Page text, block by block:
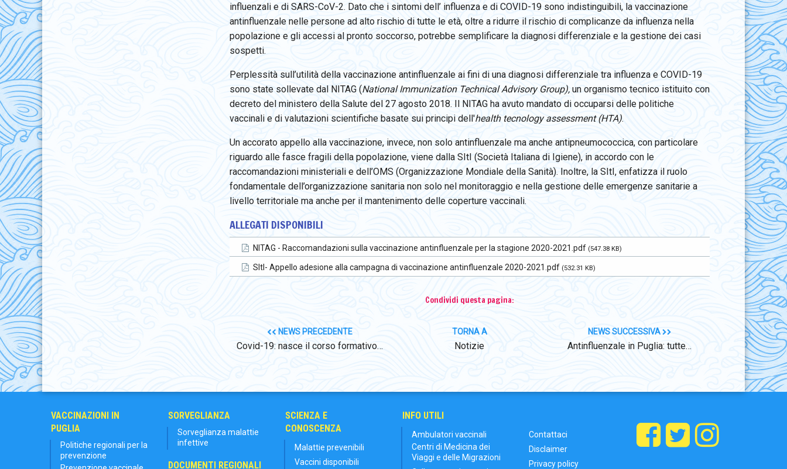
influenzali e di SARS-CoV-2. Dato che i sintomi dell’ influenza e di COVID-19 sono indistinguibili, la vaccinazione
antinfluenzale nelle persone ad alto rischio di tutte le età, oltre a ridurre il rischio di complicanze da influenza nella
popolazione e gli accessi al pronto soccorso, potrebbe semplificare la diagnosi differenziale e la gestione dei casi
sospetti.
Perplessità sull’utilità della vaccinazione antinfluenzale ai fini di una diagnosi differenziale tra influenza e COVID-19
sono state sollevate dal NITAG (National Immunization Technical Advisory Group), un organismo tecnico istituito con
decreto del ministero della Salute del 27 agosto 2018. Il NITAG ha avuto mandato di occuparsi delle politiche
vaccinali e di valutazioni scientifiche basate sui principi dell'health tecnology assessment (HTA).
Un accorato appello alla vaccinazione, invece, non solo antinfluenzale ma anche antipneumococcica, con particolare
riguardo alle fasce fragili della popolazione, viene dalla SItI (Società Italiana di Igiene), in accordo con le
raccomandazioni ministeriali e dell’OMS (Organizzazione Mondiale della Sanità). Inoltre, la SItI, enfatizza il ruolo
fondamentale dell’organizzazione sanitaria non solo nel monitoraggio e nella gestione delle emergenze sanitarie a
livello territoriale ma anche per il mantenimento delle coperture vaccinali.
ALLEGATI DISPONIBILI
NITAG - Raccomandazioni sulla vaccinazione antinfluenzale per la stagione 2020-2021.pdf (547.38 KB)
SItI- Appello adesione alla campagna di vaccinazione antinfluenzale 2020-2021.pdf (532.31 KB)
Condividi questa pagina:
NEWS PRECEDENTE
Covid-19: nasce il corso formativo…
TORNA A
Notizie
NEWS SUCCESSIVA
Antinfluenzale in Puglia: tutte…
VACCINAZIONI IN
PUGLIA
Politiche regionali per la
prevenzione
SORVEGLIANZA
Sorveglianza malattie
infettive
DOCUMENTI REGIONALI
SCIENZA E
CONOSCENZA
Malattie prevenibili
Vaccini disponibili
INFO UTILI
Ambulatori vaccinali
Centri di Medicina dei
Viaggi e delle Migrazioni
Contattaci
Disclaimer
Privacy policy